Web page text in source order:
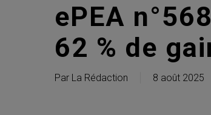
ePEA
62 % de
Par La Rédaction 8 août 2025